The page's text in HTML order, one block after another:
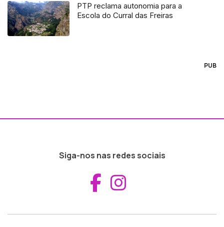
PTP reclama autonomia para a
Escola do Curral das Freiras
PUB
Siga-nos nas redes sociais
Aceder ao